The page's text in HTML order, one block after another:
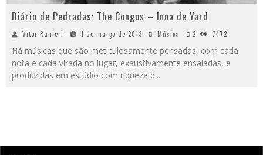
Diário de Pedradas: The Congos – Inna de Yard
Vitor Ranieri 1 de março de 2013 Música 2 7472
Há músicas que são meticulosamente pensadas, com cada
nota e cada virada no lugar, exaustivamente ensaiadas, e
produzidas em estúdio com riqueza d...